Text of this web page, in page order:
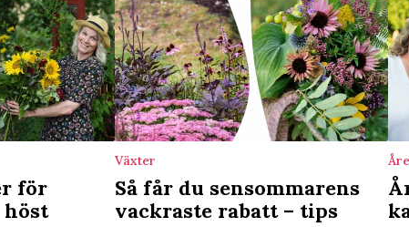
för
höst
Växter
Så får du sensommarens
vackraste rabatt – tips